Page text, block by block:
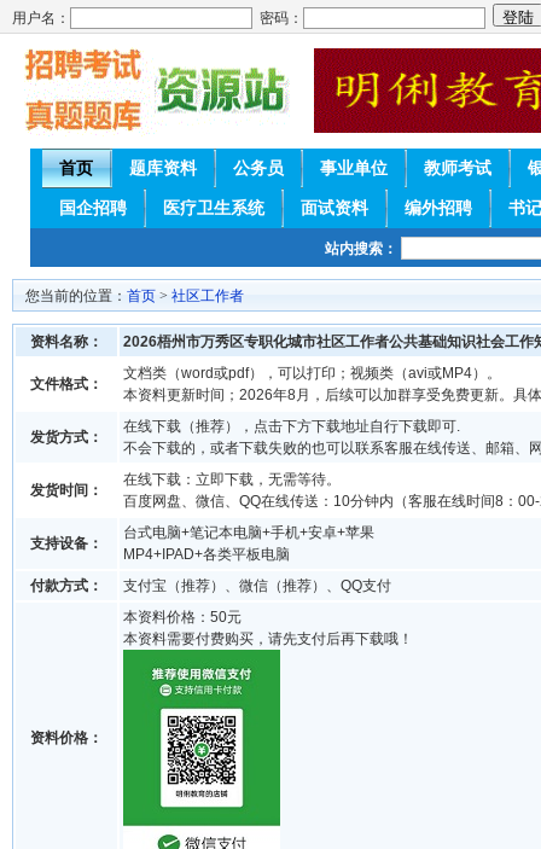
用户名： 密码：
首页 题库资料 公务员 事业单位 教师考试
国企招聘 医疗卫生系统 面试资料 编外招聘 书
站内搜索：
您当前的位置： 首页 > 社区工作者
资料名称： 2026梧州市万秀区专职化城市社区工作者公共基础知识社会工作
文件格式：
文档类（word或pdf），可以打印；视频类（avi或MP4）。
本资料更新时间；2026年8月，后续可以加群享受免费更新。具
发货方式：
在线下载（推荐），点击下方下载地址自行下载即可.
不会下载的，或者下载失败的也可以联系客服在线传送、邮箱、
发货时间：
在线下载：立即下载，无需等待。
百度网盘、微信、QQ在线传送：10分钟内（客服在线时间8：
支持设备：
台式电脑+笔记本电脑+手机+安卓+苹果
MP4+IPAD+各类平板电脑
付款方式：
支付宝（推荐）、微信（推荐）、QQ支付
资料价格：
本资料价格：50元
本资料需要付费购买，请先支付后再下载哦！